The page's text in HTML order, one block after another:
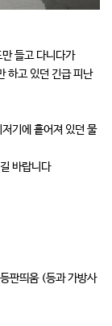
들고 다니다가
하고 있던 긴급 피난
기에 흩어져 있던 물
바랍니다
판띄움 (등과 가방사